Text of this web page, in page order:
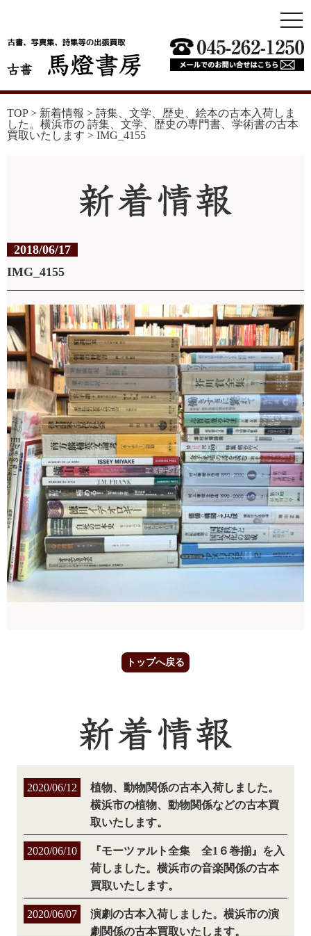
TOP> 新着情報 > 詩集、文学、歴史、絵本の古本入荷しま
した。横浜市の 詩集、文学、歴史の専門書、学術書の古本
買取いたします > IMG_4155
2018/06/17
IMG_4155
トップへ戻る
2020/06/12
植物、動物関係の古本入荷しました。
横浜市の植物、動物関係などの古本買
取いたします。
2020/06/10
『モーツァルト全集 全1６巻揃』を入
荷しました。横浜市の音楽関係の古本
買取いたします。
2020/06/07
演劇の古本入荷しました。横浜市の演
劇関係の古本買取いたします。